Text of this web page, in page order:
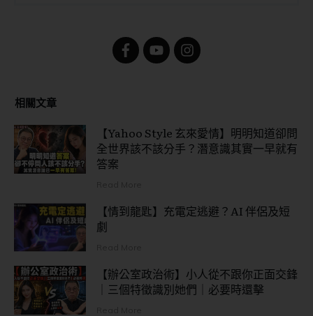
相關文章
【Yahoo Style 玄來愛情】明明知道卻問
全世界該不該分手？潛意識其實一早就有
答案
【情到龍匙】充電定逃避？AI 伴侶及短
劇
【辦公室政治術】小人從不跟你正面交鋒
｜三個特徵識別她們｜必要時還擊